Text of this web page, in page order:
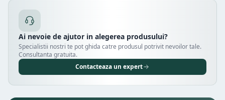
Ai nevoie de ajutor in alegerea produsului?
Specialistii nostri te pot ghida catre produsul potrivit nevoilor tale.
Consultanta gratuita.
Contacteaza un expert